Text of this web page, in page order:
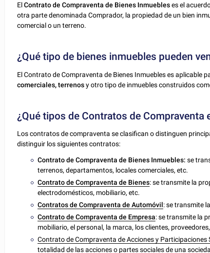
ElContrato de Compraventa de Bienes Inmuebleses el
otra parte denominada Comprador, la propiedad de un bien
comercial o un terreno.
¿Qué tipo de bienes inmuebles pueden
El Contrato de Compraventa de Bienes Inmuebles es aplicable
comerciales, terrenosy otro tipo de inmuebles construidos
¿Qué tipos de Contratos de Compraventa
Los contratos de compraventa se clasifican o distinguen
distinguir los siguientes contratos:
Contrato de Compraventa de Bienes Inmuebles: se
terrenos, departamentos, locales comerciales, etc.
Contrato de Compraventa de Bienes: se transmite la
electrodomésticos, mobiliario, etc.
Contratos de Compraventa de Automóvil: se transmite
Contrato de Compraventa de Empresa: se transmite la
mobiliario, el personal, la marca, los clientes,
Contrato de Compraventa de Acciones y Participaciones
totalidad de las acciones o partes sociales de una